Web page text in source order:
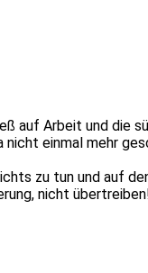
auf Arbeit und die
einmal mehr
zu tun und auf
nicht